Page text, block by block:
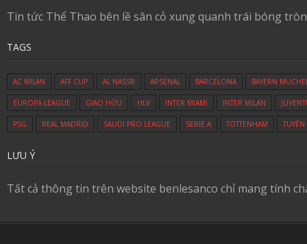
Tin tức Thể Thao bên lề sân cỏ xung quanh trái bóng
TAGS
AC MILAN AFF CUP AL NASSR ARSENAL BARCELONA BAYERN
EUROPA LEAGUE GIAO HỮU HLV INTER MIAMI INTER MILAN
PSG REAL MADRID SAUDI PRO LEAGUE SERIE A TOTTENHAM
LƯU Ý
Tất cả thông tin trên website benlesanco chỉ mang tính